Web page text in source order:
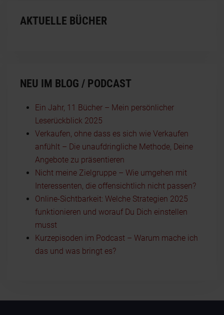
AKTUELLE BÜCHER
NEU IM BLOG / PODCAST
Ein Jahr, 11 Bücher – Mein persönlicher
Leserückblick 2025
Verkaufen, ohne dass es sich wie Verkaufen
anfühlt – Die unaufdringliche Methode, Deine
Angebote zu präsentieren
Nicht meine Zielgruppe – Wie umgehen mit
Interessenten, die offensichtlich nicht passen?
Online-Sichtbarkeit: Welche Strategien 2025
funktionieren und worauf Du Dich einstellen
musst
Kurzepisoden im Podcast – Warum mache ich
das und was bringt es?